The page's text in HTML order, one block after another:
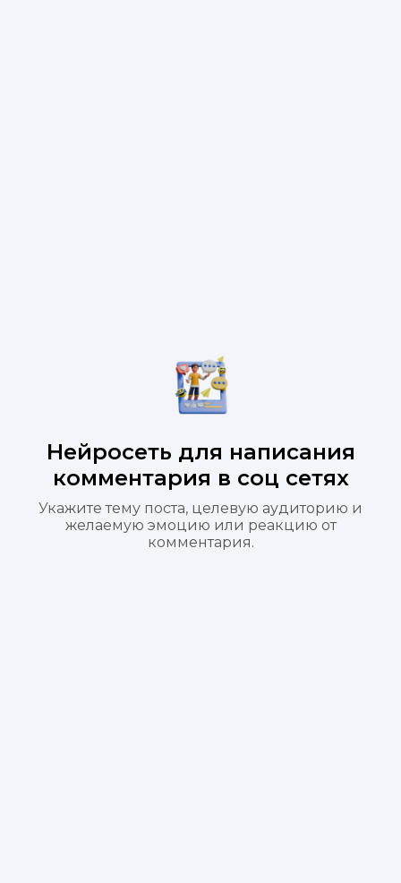
Нейросеть для написания
комментария в соц сетях
Укажите тему поста, целевую аудиторию и
желаемую эмоцию или реакцию от
комментария.